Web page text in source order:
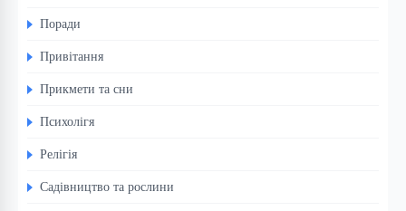
Поради
Привітання
Прикмети та сни
Психолігя
Релігія
Садівництво та рослини